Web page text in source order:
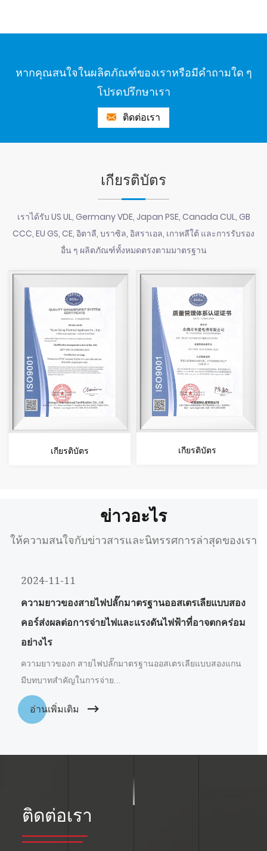
หากคุณสนใจในผลิตภัณฑ์ของเราหรือมีคำถามใด ๆ
โปรดปรึกษาเรา
ติดต่อเรา
เกียรติบัตร
เราได้รับ US UL, Germany VDE, Japan PSE, Canada CUL, GB
CCC, EU GS, CE, อิตาลี, บราซิล, อิสราเอล, เกาหลีใต้ และการรับรอง
อื่น ๆ ผลิตภัณฑ์ทั้งหมดตรงตามมาตรฐาน
เกียรติบัตร เกียรติบัตร
ข่าวอะไร
ให้ความสนใจกับข่าวสารและนิทรรศการล่าสุดของเรา
2024-11-11
ความยาวของสายไฟปลั๊กมาตรฐานออสเตรเลียแบบสอง
คอร์ส่งผลต่อการจ่ายไฟและแรงดันไฟฟ้าที่อาจตกคร่อม
อย่างไร
ความยาวของก สายไฟปลั๊กมาตรฐานออสเตรเลียแบบสองแกน
มีบทบาทสำคัญในการจ่าย...
อ่านเพิ่มเติม
ติดต่อเรา